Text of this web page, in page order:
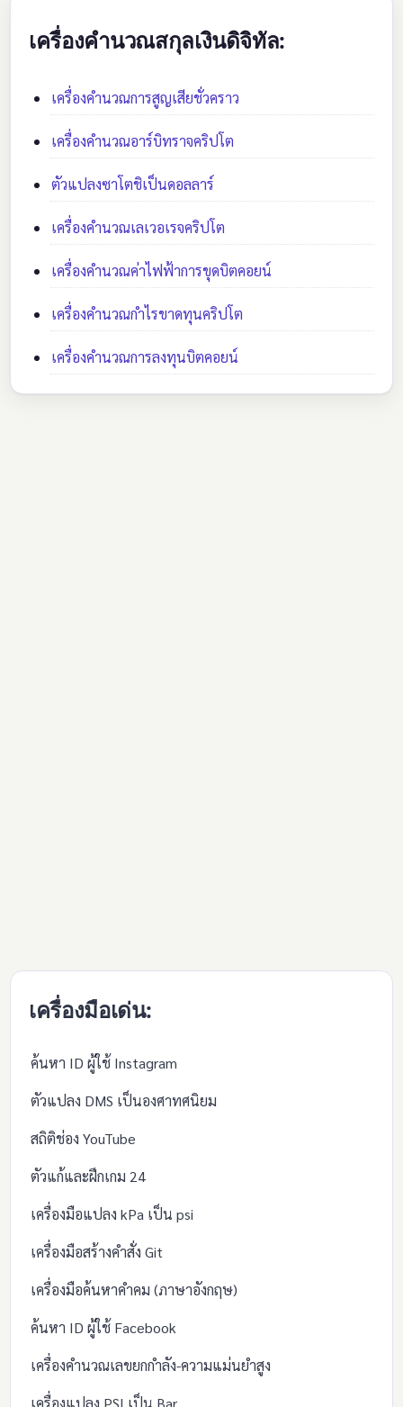
เครื่องคำนวณสกุลเงินดิจิทัล:
เครื่องคำนวณการสูญเสียชั่วคราว
เครื่องคำนวณอาร์บิทราจคริปโต
ตัวแปลงซาโตชิเป็นดอลลาร์
เครื่องคำนวณเลเวอเรจคริปโต
เครื่องคำนวณค่าไฟฟ้าการขุดบิตคอยน์
เครื่องคำนวณกำไรขาดทุนคริปโต
เครื่องคำนวณการลงทุนบิตคอยน์
เครื่องมือเด่น:
ค้นหา ID ผู้ใช้ Instagram
ตัวแปลง DMS เป็นองศาทศนิยม
สถิติช่อง YouTube
ตัวแก้และฝึกเกม 24
เครื่องมือแปลง kPa เป็น psi
เครื่องมือสร้างคำสั่ง Git
เครื่องมือค้นหาคำคม (ภาษาอังกฤษ)
ค้นหา ID ผู้ใช้ Facebook
เครื่องคำนวณเลขยกกำลัง-ความแม่นยำสูง
เครื่องแปลง PSI เป็น Bar